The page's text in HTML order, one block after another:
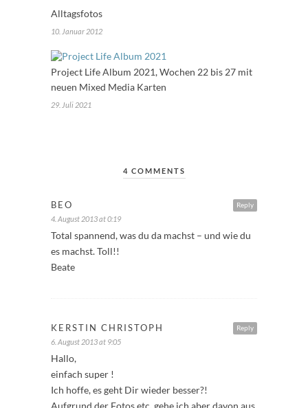
Alltagsfotos
10. Januar 2012
Project Life Album 2021, Wochen 22 bis 27 mit
neuen Mixed Media Karten
29. Juli 2021
4 COMMENTS
Reply
BEO
4. August 2013 at 0:19
Total spannend, was du da machst – und wie du
es machst. Toll!!
Beate
Reply
KERSTIN CHRISTOPH
6. August 2013 at 9:05
Hallo,
einfach super !
Ich hoffe, es geht Dir wieder besser?!